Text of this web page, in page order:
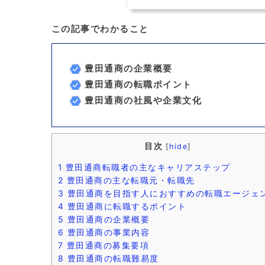
この記事でわかること
豊田通商の企業概要
豊田通商の転職ポイント
豊田通商の社風や企業文化
目次 [ hide]
1 豊田通商転職者の主なキャリアステップ
2 豊田通商の主な転職元・転職先
3 豊田通商を目指す人におすすめの転職エージェ
4 豊田通商に転職するポイント
5 豊田通商の企業概要
6 豊田通商の事業内容
7 豊田通商の募集要項
8 豊田通商の転職難易度